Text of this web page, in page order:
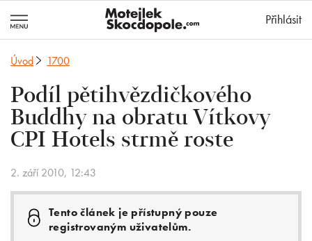
Přihlásit
Úvod 1700
Podíl pětihvězdičkového
Buddhy na obratu Vítkovy
CPI Hotels strmě roste
2. září 2010, 12:43
Tento článek je přístupný pouze
registrovaným uživatelům.